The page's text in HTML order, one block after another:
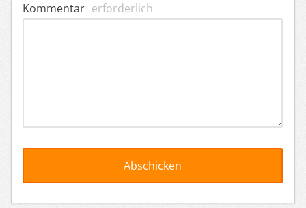
Kommentar erforderlich